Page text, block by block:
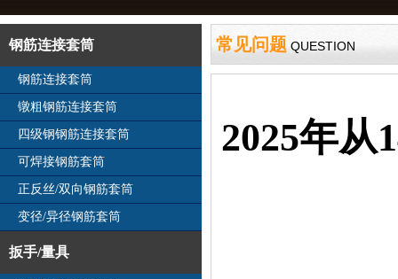
钢筋连接套筒
钢筋连接套筒
镦粗钢筋连接套筒
四级钢钢筋连接套筒
可焊接钢筋套筒
正反丝/双向钢筋套筒
变径/异径钢筋套筒
扳手/量具
常见问题 QUESTION
2025年从